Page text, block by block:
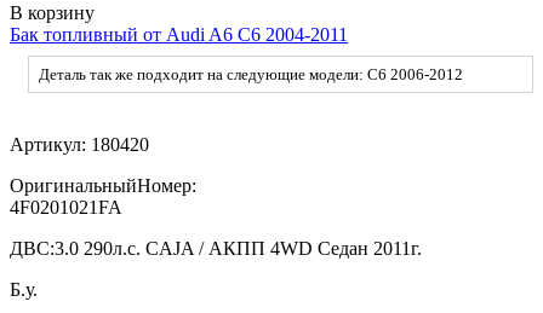
В корзину
Бак топливный от Audi A6 C6 2004-2011
Деталь так же подходит на следующие модели: C6 2006-2012
Артикул: 180420
ОригинальныйНомер:
4F0201021FA
ДВС:3.0 290л.с. CAJA / АКПП 4WD Седан 2011г.
Б.у.